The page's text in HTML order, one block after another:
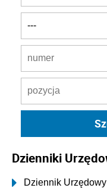
Dzienniki
Dziennik